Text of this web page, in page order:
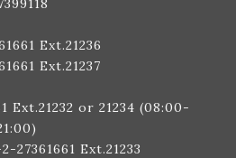
Ext.21236
Ext.21237
Ext.21232 or 21234 (08:00-
27361661 Ext.21233